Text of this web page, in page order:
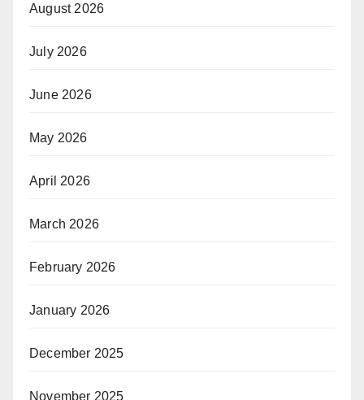
August 2026
July 2026
June 2026
May 2026
April 2026
March 2026
February 2026
January 2026
December 2025
November 2025